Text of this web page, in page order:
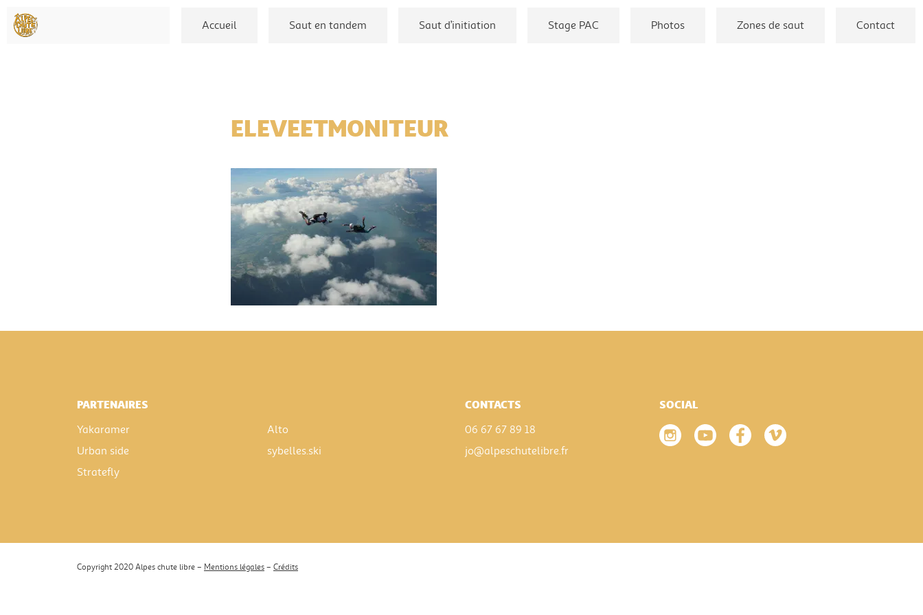
Accueil Saut en tandem Saut d’initiation Stage PAC Photos Zones de saut Contact
ELEVEETMONITEUR
PARTENAIRES
Yakaramer
Alto
Urban side
sybelles.ski
Stratefly
CONTACTS
06 67 67 89 18
jo@alpeschutelibre.fr
SOCIAL
Copyright 2020 Alpes chute libre – Mentions légales– Crédits